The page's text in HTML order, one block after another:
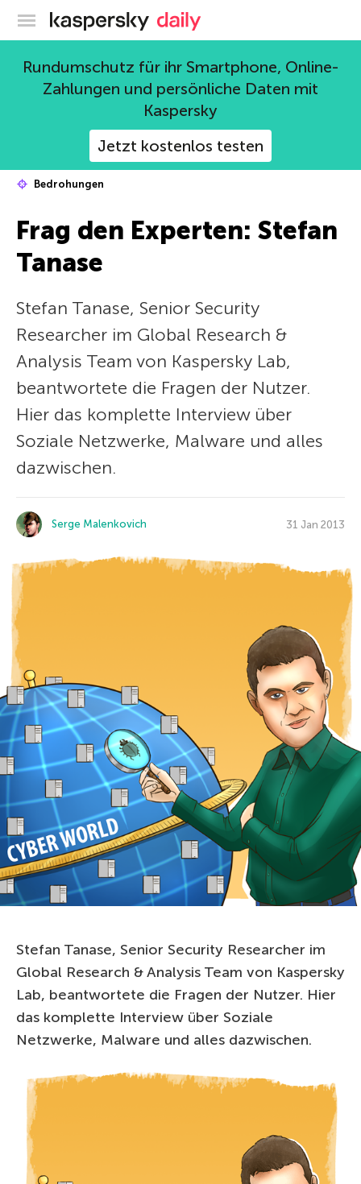
Offizieller Blog von Kaspersky
Rundumschutz für ihr Smartphone, Online-
Zahlungen und persönliche Daten mit
Kaspersky
Jetzt kostenlos testen
Bedrohungen
Frag den Experten: Stefan
Tanase
Stefan Tanase, Senior Security
Researcher im Global Research &
Analysis Team von Kaspersky Lab,
beantwortete die Fragen der Nutzer.
Hier das komplette Interview über
Soziale Netzwerke, Malware und alles
dazwischen.
Serge Malenkovich 31 Jan 2013
Stefan Tanase, Senior Security Researcher im
Global Research & Analysis Team von Kaspersky
Lab, beantwortete die Fragen der Nutzer. Hier
das komplette Interview über Soziale
Netzwerke, Malware und alles dazwischen.